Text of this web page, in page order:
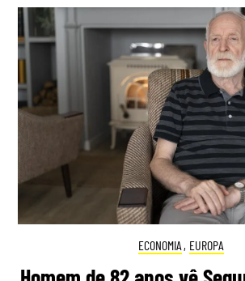
ECONOMIA , EUROPA